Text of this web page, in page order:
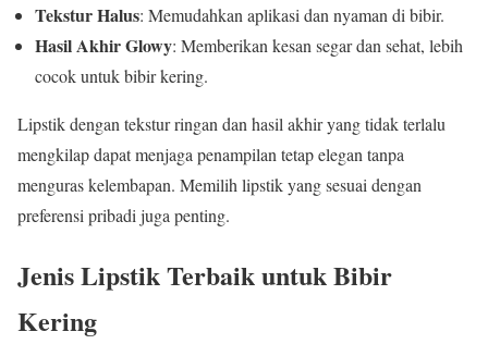
Tekstur Halus: Memudahkan aplikasi dan nyaman di bibir.
Hasil Akhir Glowy: Memberikan kesan segar dan sehat, lebih
cocok untuk bibir kering.
Lipstik dengan tekstur ringan dan hasil akhir yang tidak terlalu
mengkilap dapat menjaga penampilan tetap elegan tanpa
menguras kelembapan. Memilih lipstik yang sesuai dengan
preferensi pribadi juga penting.
Jenis Lipstik Terbaik untuk Bibir
Kering